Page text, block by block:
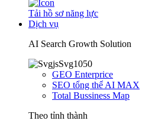
Tải hồ sơ năng lực
Dịch vụ
AI Search Growth Solution
GEO Enterprice
SEO tổng thể AI MAX
Total Bussiness Map
Theo tỉnh thành